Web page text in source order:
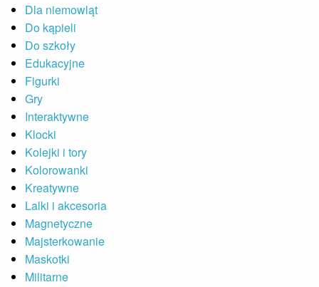
Dla niemowląt
Do kąpieli
Do szkoły
Edukacyjne
Figurki
Gry
Interaktywne
Klocki
Kolejki i tory
Kolorowanki
Kreatywne
Lalki i akcesoria
Magnetyczne
Majsterkowanie
Maskotki
Militarne